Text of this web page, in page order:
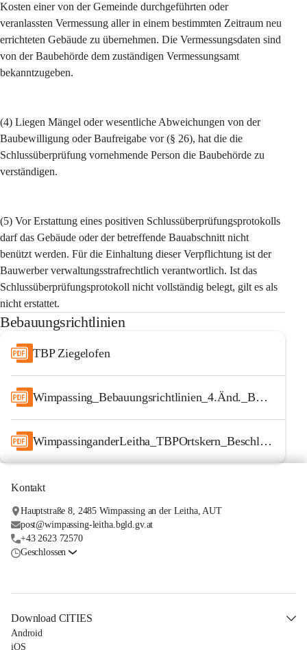
Kosten einer von der Gemeinde durchgeführten oder
veranlassten Vermessung aller in einem bestimmten Zeitraum neu
errichteten Gebäude zu übernehmen. Die Vermessungsdaten sind
von der Baubehörde dem zuständigen Vermessungsamt
bekanntzugeben.
(4) Liegen Mängel oder wesentliche Abweichungen von der
Baubewilligung oder Baufreigabe vor (§ 26), hat die die
Schlussüberprüfung vornehmende Person die Baubehörde zu
verständigen.
(5) Vor Erstattung eines positiven Schlussüberprüfungsprotokolls
darf das Gebäude oder der betreffende Bauabschnitt nicht
benützt werden. Für die Einhaltung dieser Verpflichtung ist der
Bauwerber verwaltungsstrafrechtlich verantwortlich. Ist das
Schlussüberprüfungsprotokoll nicht vollständig belegt, gilt es als
nicht erstattet.
Bebauungsrichtlinien
TBP Ziegelofen
Wimpassing_Bebauungsrichtlinien_4.Änd._BESCHLUSS_inkl.Anhang
WimpassinganderLeitha_TBPOrtskern_Beschluss_inkl.Anhang
Kontakt
Hauptstraße 8, 2485 Wimpassing an der Leitha, AUT
post@wimpassing-leitha.bgld.gv.at
+43 2623 72570
Geschlossen
Download CITIES
Android
iOS